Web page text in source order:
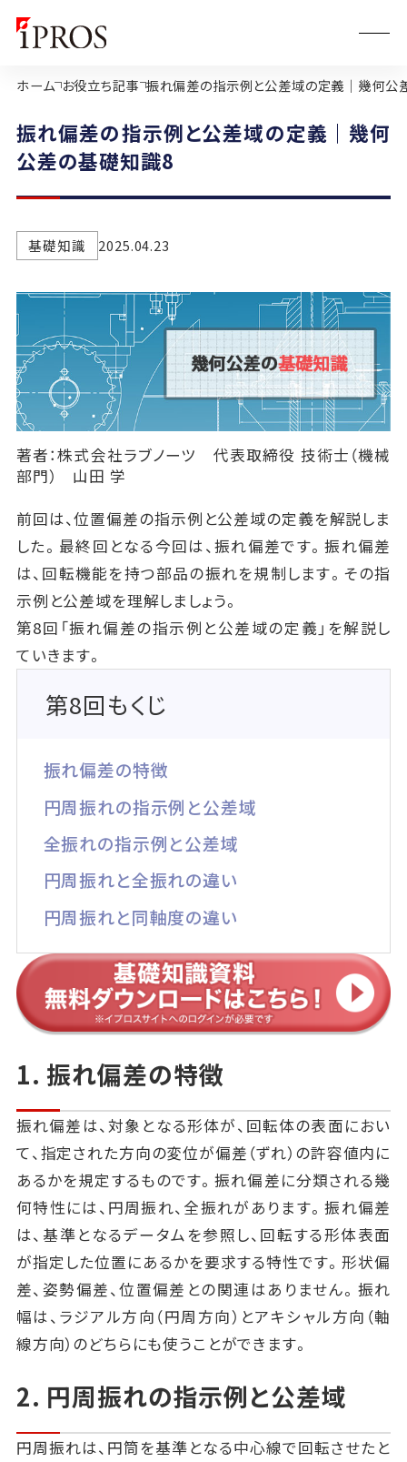
ホーム お役立ち記事 振れ偏差の指示例と公差域の定義｜幾何公
振れ偏差の指示例と公差域の定義｜幾何
公差の基礎知識8
基礎知識 2025.04.23
著者：株式会社ラブノーツ 代表取締役 技術士（機械
部門） 山田 学
前回は、位置偏差の指示例と公差域の定義を解説しま
した。最終回となる今回は、振れ偏差です。振れ偏差
は、回転機能を持つ部品の振れを規制します。その指
示例と公差域を理解しましょう。
第8回「振れ偏差の指示例と公差域の定義」を解説し
ていきます。
第8回もくじ
振れ偏差の特徴
円周振れの指示例と公差域
全振れの指示例と公差域
円周振れと全振れの違い
円周振れと同軸度の違い
1. 振れ偏差の特徴
振れ偏差は、対象となる形体が、回転体の表面におい
て、指定された方向の変位が偏差（ずれ）の許容値内に
あるかを規定するものです。振れ偏差に分類される幾
何特性には、円周振れ、全振れがあります。振れ偏差
は、基準となるデータムを参照し、回転する形体表面
が指定した位置にあるかを要求する特性です。形状偏
差、姿勢偏差、位置偏差との関連はありません。振れ
幅は、ラジアル方向（円周方向）とアキシャル方向（軸
線方向）のどちらにも使うことができます。
2. 円周振れの指示例と公差域
円周振れは、円筒を基準となる中心線で回転させたと